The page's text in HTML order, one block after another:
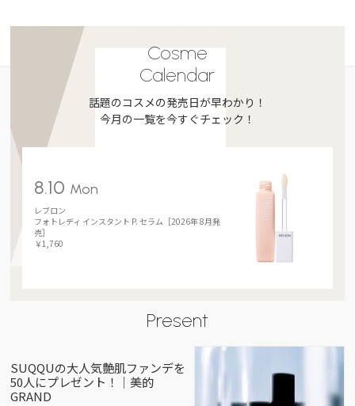
Cosme
Calendar
話題のコスメの発売日が早わかり！
今月の一覧を今すぐチェック！
8.10 Mon
レブロン
フォトレディ インスタント P. セラム［2026年 8月発
売］
￥1,760
Present
SUQQUの大人気艶肌ファンデを
50人にプレゼント！｜美的
GRAND